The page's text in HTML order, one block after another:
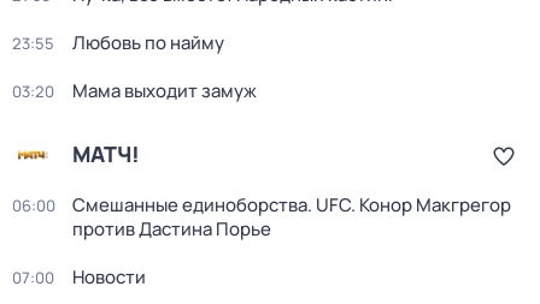
23:55 Любовь по найму
03:20 Мама выходит замуж
МАТЧ!
06:00
Смешанные единоборства. UFC. Конор Макгрегор
против Дастина Порье
07:00 Новости